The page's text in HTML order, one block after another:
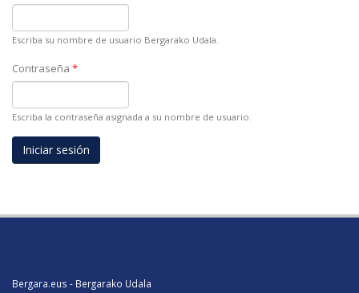
Escriba su nombre de usuario Bergarako Udala.
Contraseña *
Escriba la contraseña asignada a su nombre de usuario.
Bergara.eus - Bergarako Udala